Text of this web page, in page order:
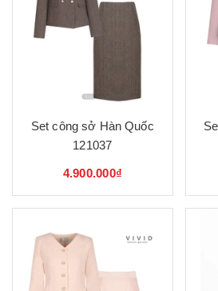
Set công sở Hàn Quốc
121037
4.900.000₫